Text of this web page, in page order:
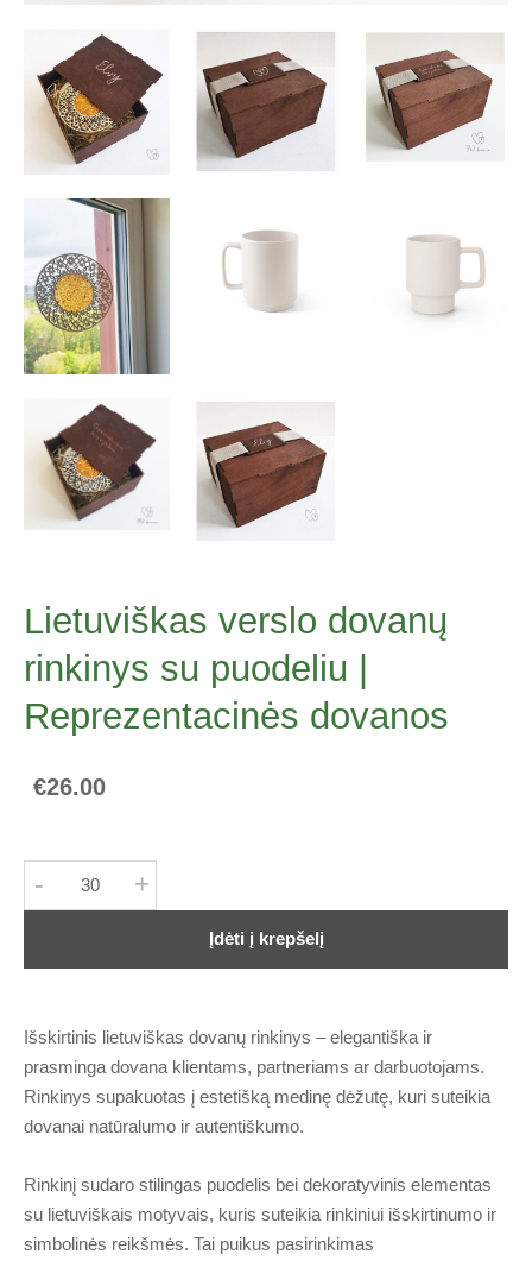
Lietuviškas verslo dovanų
rinkinys su puodeliu |
Reprezentacinės dovanos
€26.00
- +
Įdėti į krepšelį
Išskirtinis lietuviškas dovanų rinkinys – elegantiška ir
prasminga dovana klientams, partneriams ar darbuotojams.
Rinkinys supakuotas į estetišką medinę dėžutę, kuri suteikia
dovanai natūralumo ir autentiškumo.
Rinkinį sudaro stilingas puodelis bei dekoratyvinis elementas
su lietuviškais motyvais, kuris suteikia rinkiniui išskirtinumo ir
simbolinės reikšmės. Tai puikus pasirinkimas